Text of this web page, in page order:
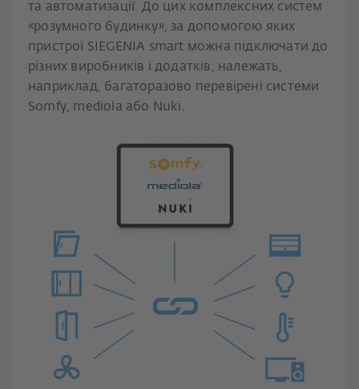
та автоматизації. До цих комплексних систем
«розумного будинку», за допомогою яких
пристрої SIEGENIA smart можна підключати до
різних виробників і додатків, належать,
наприклад, багаторазово перевірені системи
Somfy, mediola або Nuki.